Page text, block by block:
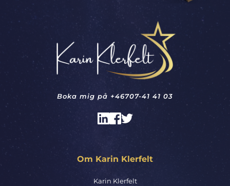
Boka mig på +46707-41 41 03
Om Karin Klerfelt
Karin Klerfelt